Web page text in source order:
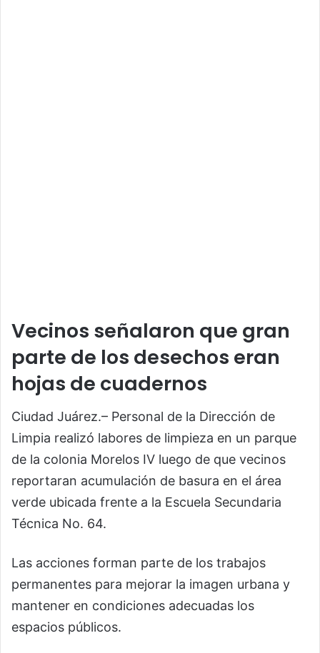
Vecinos señalaron que gran
parte de los desechos eran
hojas de cuadernos
Ciudad Juárez.– Personal de la Dirección de
Limpia realizó labores de limpieza en un parque
de la colonia Morelos IV luego de que vecinos
reportaran acumulación de basura en el área
verde ubicada frente a la Escuela Secundaria
Técnica No. 64.
Las acciones forman parte de los trabajos
permanentes para mejorar la imagen urbana y
mantener en condiciones adecuadas los
espacios públicos.